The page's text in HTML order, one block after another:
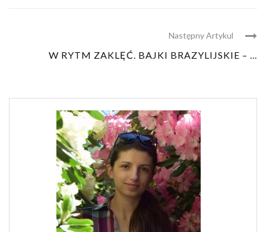
Następny Artykul
W RYTM ZAKLĘĆ. BAJKI BRAZYLIJSKIE – ...